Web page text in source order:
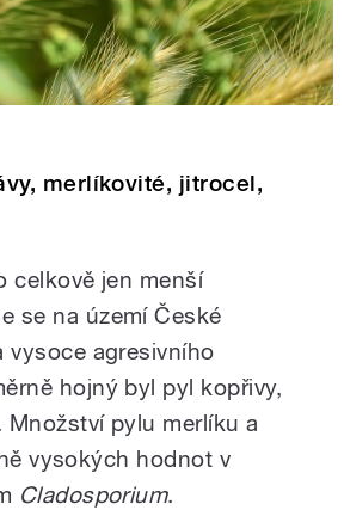
merlíkovité, jitrocel,
celkově jen menší
se na území České
vysoce agresivního
hojný byl pyl kopřivy,
pylu merlíku a
vysokých hodnot v
Cladosporium.